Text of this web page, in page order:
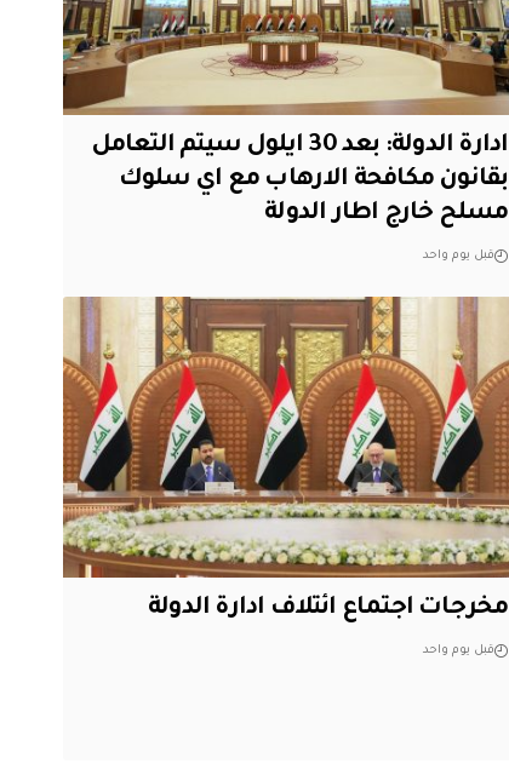
ادارة الدولة: بعد 30 ايلول سيتم التعامل
بقانون مكافحة الارهاب مع اي سلوك
مسلح خارج اطار الدولة
قبل يوم واحد
مخرجات اجتماع ائتلاف ادارة الدولة
قبل يوم واحد